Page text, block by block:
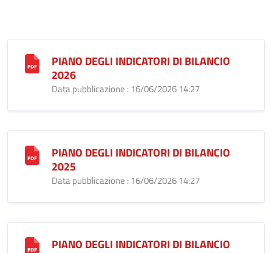
PIANO DEGLI INDICATORI DI BILANCIO
2026
Data pubblicazione : 16/06/2026 14:27
PIANO DEGLI INDICATORI DI BILANCIO
2025
Data pubblicazione : 16/06/2026 14:27
PIANO DEGLI INDICATORI DI BILANCIO